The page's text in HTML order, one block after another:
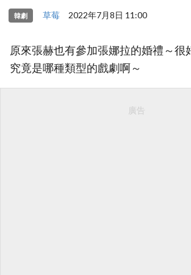
韓劇 草莓 2022年7月8日 11:00
原來張赫也有參加張娜拉的婚禮～很
究竟是哪種類型的戲劇啊～
廣告